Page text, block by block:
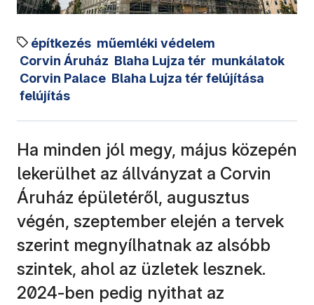
építkezés műemléki védelem
Corvin Áruház Blaha Lujza tér munkálatok
Corvin Palace Blaha Lujza tér felújítása
felújítás
Ha minden jól megy, május közepén
lekerülhet az állványzat a Corvin
Áruház épületéről, augusztus
végén, szeptember elején a tervek
szerint megnyílhatnak az alsóbb
szintek, ahol az üzletek lesznek.
2024-ben pedig nyithat az